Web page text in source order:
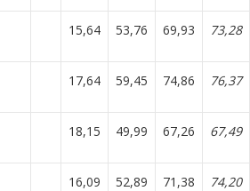
15,64 53,76 69,93 73,28
17,64 59,45 74,86 76,37
18,15 49,99 67,26 67,49
16,09 52,89 71,38 74,20